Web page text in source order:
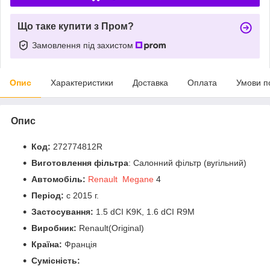
Що таке купити з Пром?
Замовлення під захистом
Опис Характеристики Доставка Оплата Умови
Опис
Код: 272774812R
Виготовлення фільтра: Салонний фільтр (вугільний)
Автомобіль: Renault Megane 4
Період: c 2015 г.
Застосування: 1.5 dCI K9K, 1.6 dCI R9M
Виробник: Renault(Original)
Країна: Франція
Сумісність: